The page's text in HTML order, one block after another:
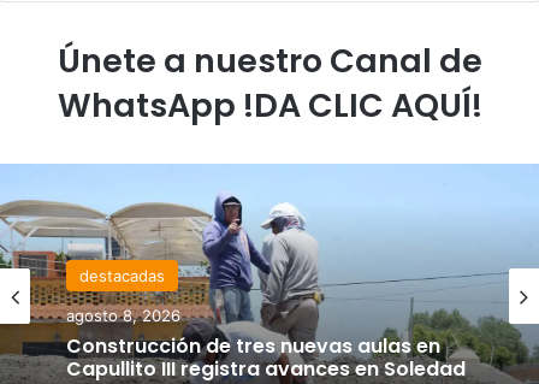
Únete a nuestro Canal de
WhatsApp !DA CLIC AQUÍ!
destacadas
agosto 8, 2026
Construcción de tres nuevas aulas en
Capullito III registra avances en Soledad